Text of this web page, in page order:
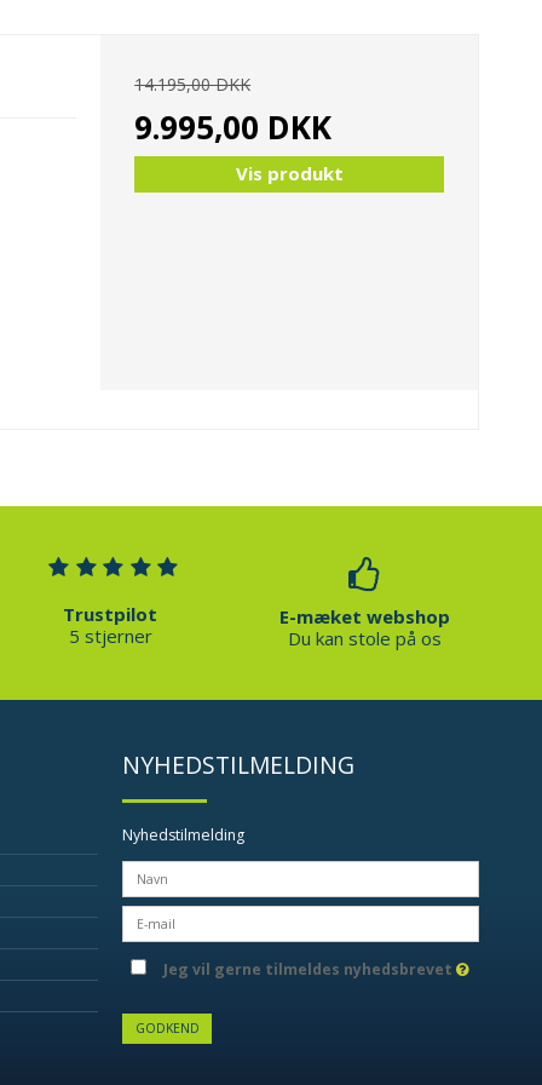
14.195,00 DKK
9.995,00 DKK
Vis produkt
Trustpilot
5 stjerner
E-mæket webshop
Du kan stole på os
NYHEDSTILMELDING
Nyhedstilmelding
Jeg vil gerne tilmeldes nyhedsbrevet
GODKEND